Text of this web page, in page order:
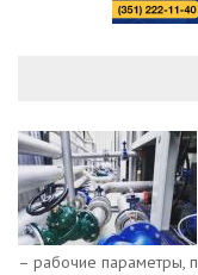
– рабочие параметры,